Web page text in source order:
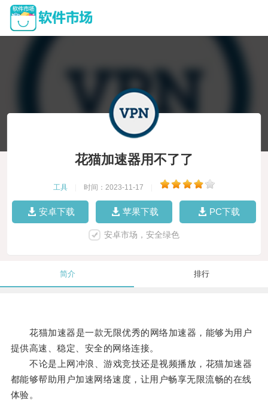
花猫加速器用不了了
工具 时间：2023-11-17
安卓下载 苹果下载 PC下载
安卓市场，安全绿色
简介 排行
花猫加速器是一款无限优秀的网络加速器，能够为用户
提供高速、稳定、安全的网络连接。
不论是上网冲浪、游戏竞技还是视频播放，花猫加速器
都能够帮助用户加速网络速度，让用户畅享无限流畅的在线
体验。